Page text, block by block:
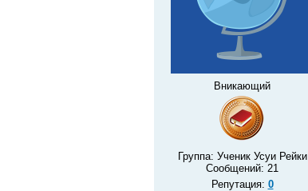
Вникающий
Группа: Ученик Усуи Рейки
Сообщений: 21
Репутация: 0